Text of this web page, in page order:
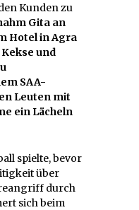
Kunden zu
Gita an
Hotel in Agra
und
SAA-
Leuten mit
ein Lächeln
spielte, bevor
über
durch
sich beim